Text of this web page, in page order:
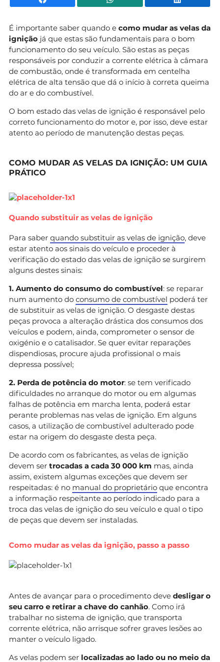
É importante saber quando e como mudar as velas da
ignição já que estas são fundamentais para o bom
funcionamento do seu veículo. São estas as peças
responsáveis por conduzir a corrente elétrica à câmara
de combustão, onde é transformada em centelha
elétrica de alta tensão que dá o início à correta queima
do ar e do combustível.
O bom estado das velas de ignição é responsável pelo
correto funcionamento do motor e, por isso, deve estar
atento ao período de manutenção destas peças.
COMO MUDAR AS VELAS DA IGNIÇÃO: UM GUIA
PRÁTICO
Quando substituir as velas de ignição
Para saber quando substituir as velas de ignição, deve
estar atento aos sinais do veículo e proceder à
verificação do estado das velas de ignição se surgirem
alguns destes sinais:
1. Aumento do consumo do combustível: se reparar
num aumento do consumo de combustível poderá ter
de substituir as velas de ignição. O desgaste destas
peças provoca a alteração drástica dos consumos dos
veículos e podem, ainda, comprometer o sensor de
oxigénio e o catalisador. Se quer evitar reparações
dispendiosas, procure ajuda profissional o mais
depressa possível;
2. Perda de potência do motor: se tem verificado
dificuldades no arranque do motor ou em algumas
falhas de potência em marcha lenta, poderá estar
perante problemas nas velas de ignição. Em alguns
casos, a utilização de combustível adulterado pode
estar na origem do desgaste desta peça.
De acordo com os fabricantes, as velas de ignição
devem ser trocadas a cada 30 000 km mas, ainda
assim, existem algumas exceções que devem ser
respeitadas: é no manual do proprietário que encontra
a informação respeitante ao período indicado para a
troca das velas de ignição do seu veículo e qual o tipo
de peças que devem ser instaladas.
Como mudar as velas da ignição, passo a passo
Antes de avançar para o procedimento deve desligar o
seu carro e retirar a chave do canhão. Como irá
trabalhar no sistema de ignição, que transporta
corrente elétrica, não arrisque sofrer graves lesões ao
manter o veículo ligado.
As velas podem ser localizadas ao lado ou no meio da